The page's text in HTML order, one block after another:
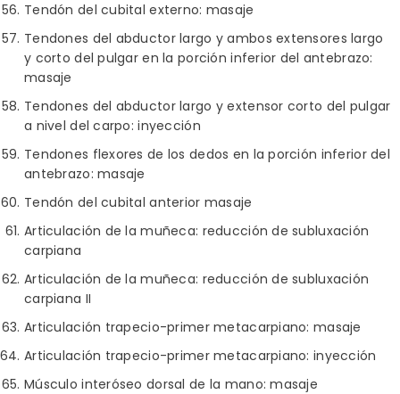
Tendón del cubital externo: masaje
Tendones del abductor largo y ambos extensores largo
y corto del pulgar en la porción inferior del antebrazo:
masaje
Tendones del abductor largo y extensor corto del pulgar
a nivel del carpo: inyección
Tendones flexores de los dedos en la porción inferior del
antebrazo: masaje
Tendón del cubital anterior masaje
Articulación de la muñeca: reducción de subluxación
carpiana
Articulación de la muñeca: reducción de subluxación
carpiana II
Articulación trapecio-primer metacarpiano: masaje
Articulación trapecio-primer metacarpiano: inyección
Músculo interóseo dorsal de la mano: masaje